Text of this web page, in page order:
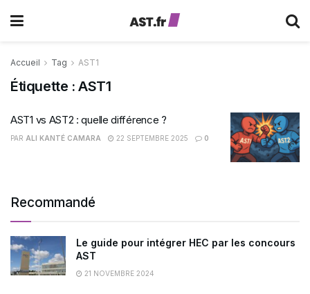
Accueil Tag AST1
Étiquette :AST1
AST1 vs AST2 : quelle différence ?
PAR ALI KANTÉ CAMARA 22 SEPTEMBRE 2025 0
Recommandé
Le guide pour intégrer HEC par les concours
AST
21 NOVEMBRE 2024